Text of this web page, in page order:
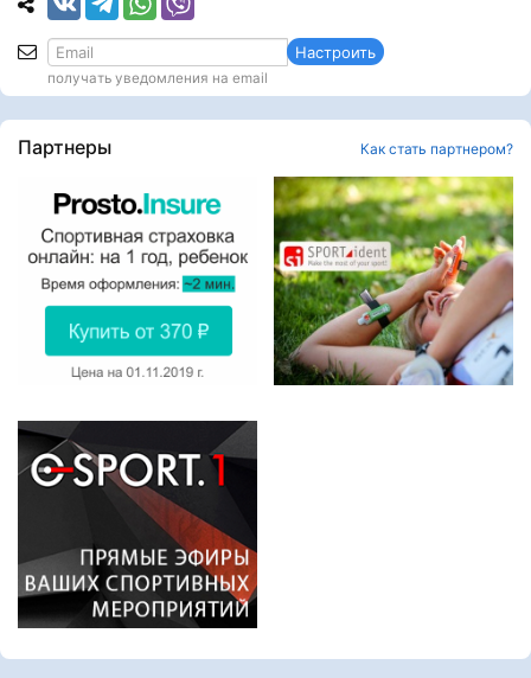
Настроить
получать уведомления на email
Партнеры Как стать партнером?